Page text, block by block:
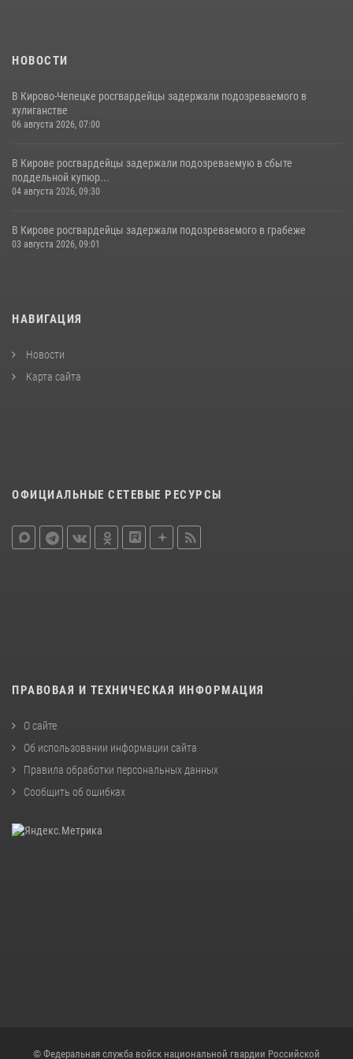
НОВОСТИ
В Кирово-Чепецке росгвардейцы задержали подозреваемого в
хулиганстве
06 августа 2026, 07:00
В Кирове росгвардейцы задержали подозреваемую в сбыте
поддельной купюр...
04 августа 2026, 09:30
В Кирове росгвардейцы задержали подозреваемого в грабеже
03 августа 2026, 09:01
НАВИГАЦИЯ
Новости
Карта сайта
ОФИЦИАЛЬНЫЕ СЕТЕВЫЕ РЕСУРСЫ
ПРАВОВАЯ И ТЕХНИЧЕСКАЯ ИНФОРМАЦИЯ
О сайте
Об использовании информации сайта
Правила обработки персональных данных
Сообщить об ошибках
© Федеральная служба войск национальной гвардии Российской